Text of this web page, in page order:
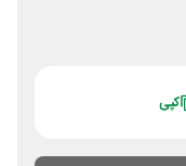
کپی